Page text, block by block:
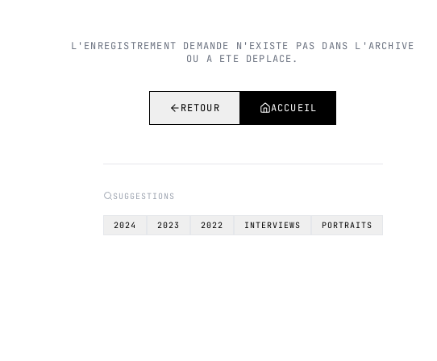
L'ENREGISTREMENT DEMANDE N'EXISTE PAS DANS L'ARCHIVE
OU A ETE DEPLACE.
RETOUR ACCUEIL
SUGGESTIONS
2024 2023 2022 INTERVIEWS PORTRAITS